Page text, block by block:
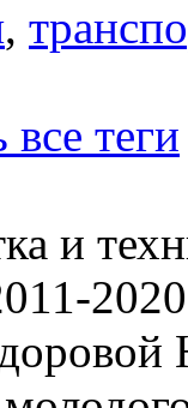
,
все теги
и
2020